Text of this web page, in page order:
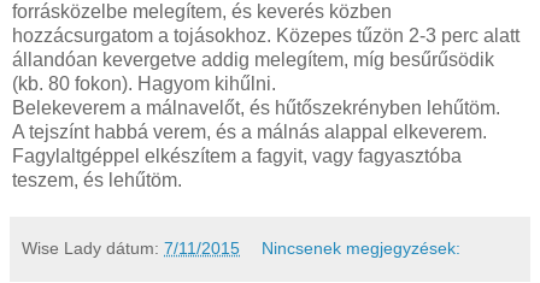
forrásközelbe melegítem, és keverés közben
hozzácsurgatom a tojásokhoz. Közepes tűzön 2-3 perc alatt
állandóan kevergetve addig melegítem, míg besűrűsödik
(kb. 80 fokon). Hagyom kihűlni.
Belekeverem a málnavelőt, és hűtőszekrényben lehűtöm.
A tejszínt habbá verem, és a málnás alappal elkeverem.
Fagylaltgéppel elkészítem a fagyit, vagy fagyasztóba
teszem, és lehűtöm.
Wise Lady dátum: 7/11/2015 Nincsenek megjegyzések: